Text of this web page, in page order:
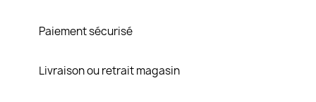
Paiement sécurisé
Livraison ou retrait magasin